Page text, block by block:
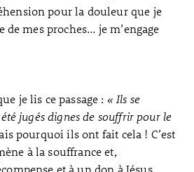
pour la douleur que je
mes proches... je m’engage
je lis ce passage : « Ils se
jugés dignes de souffrir pour le
pourquoi ils ont fait cela ! C’est
à la souffrance et,
et à un don à Jésus.